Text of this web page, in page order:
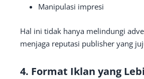
Manipulasi impresi
Hal ini tidak hanya melindungi
menjaga reputasi publisher yang
4. Format Iklan yang